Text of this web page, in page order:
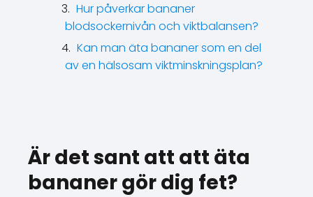
Hur påverkar bananer
blodsockernivån och viktbalansen?
Kan man äta bananer som en del
av en hälsosam viktminskningsplan?
Är det sant att att äta
bananer gör dig fet?